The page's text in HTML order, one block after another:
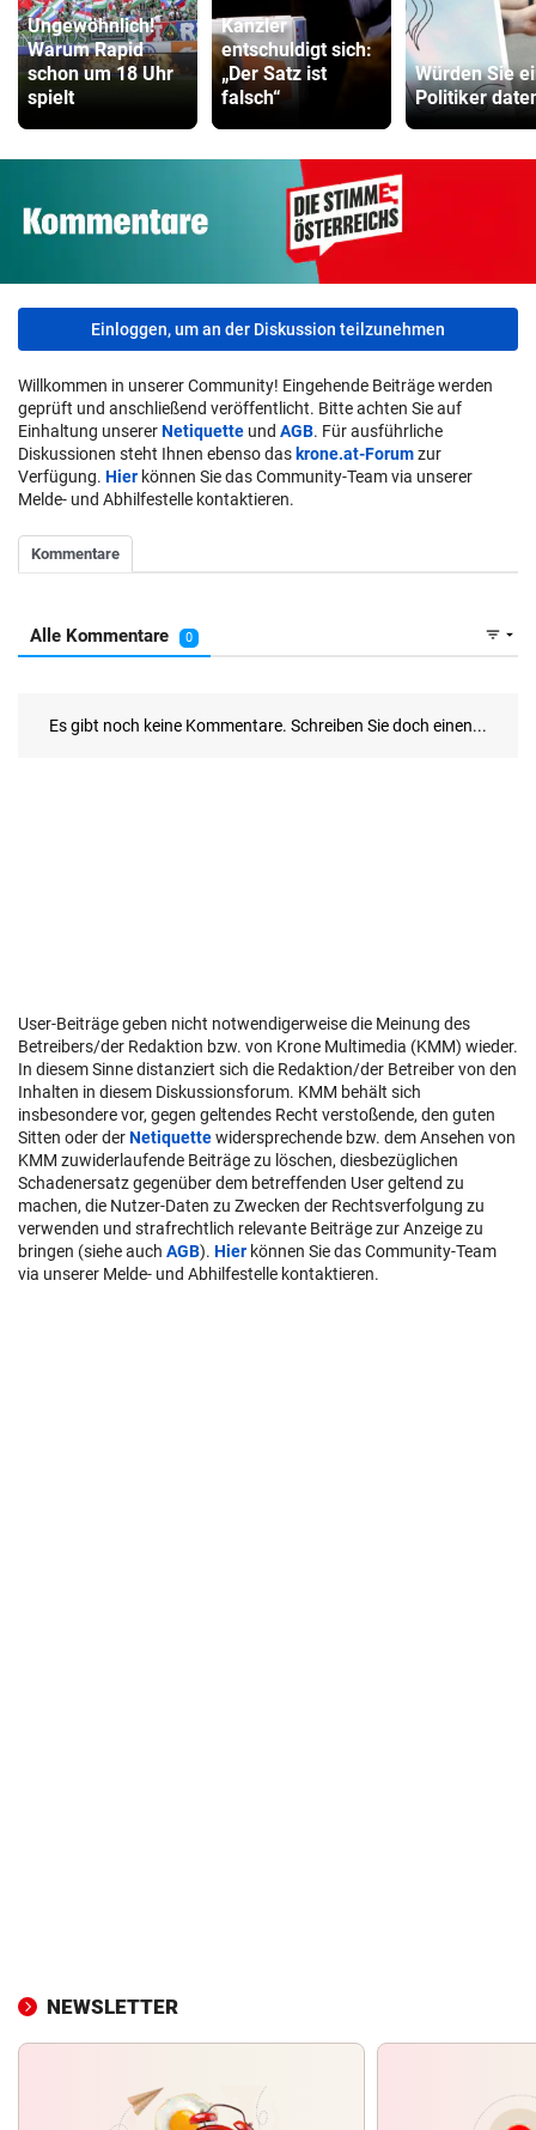
Ungewöhnlich!
Warum Rapid
schon um 18 Uhr
spielt
Kanzler
entschuldigt sich:
„Der Satz ist
falsch“
Würden Sie
Politiker
Einloggen, um an der Diskussion teilzunehmen
Willkommen in unserer Community! Eingehende Beiträge werden
geprüft und anschließend veröffentlicht. Bitte achten Sie auf
Einhaltung unsererNetiquette und AGB. Für ausführliche
Diskussionen steht Ihnen ebenso das krone.at-Forumzur
Verfügung. Hier können Sie das Community-Team via unserer
Melde- und Abhilfestelle kontaktieren.
User-Beiträge geben nicht notwendigerweise die Meinung des
Betreibers/der Redaktion bzw. von Krone Multimedia (KMM) wieder.
In diesem Sinne distanziert sich die Redaktion/der Betreiber von den
Inhalten in diesem Diskussionsforum. KMM behält sich
insbesondere vor, gegen geltendes Recht verstoßende, den guten
Sitten oder derNetiquettewidersprechende bzw. dem Ansehen von
KMM zuwiderlaufende Beiträge zu löschen, diesbezüglichen
Schadenersatz gegenüber dem betreffenden User geltend zu
machen, die Nutzer-Daten zu Zwecken der Rechtsverfolgung zu
verwenden und strafrechtlich relevante Beiträge zur Anzeige zu
bringen (siehe auch AGB). Hier können Sie das Community-Team
via unserer Melde- und Abhilfestelle kontaktieren.
NEWSLETTER